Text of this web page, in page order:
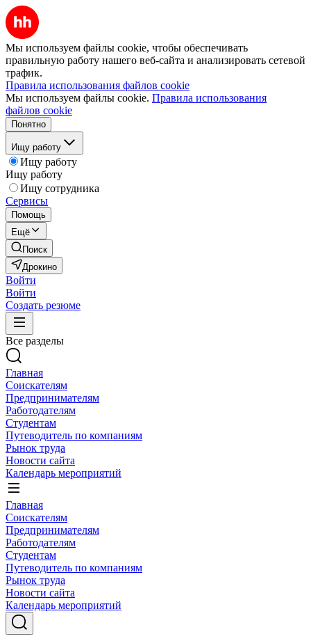
Мы используем файлы cookie, чтобы обеспечивать
правильную работу нашего веб-сайта и анализировать сетевой
трафик.
Правила использования файлов cookie
Мы используем файлы cookie. Правила использования
файлов cookie
Понятно
Ищу работу
Ищу работу
Ищу работу
Ищу сотрудника
Сервисы
Помощь
Ещё
Поиск
Дрокино
Войти
Войти
Создать резюме
Все разделы
Главная
Соискателям
Предпринимателям
Работодателям
Студентам
Путеводитель по компаниям
Рынок труда
Новости сайта
Календарь мероприятий
Главная
Соискателям
Предпринимателям
Работодателям
Студентам
Путеводитель по компаниям
Рынок труда
Новости сайта
Календарь мероприятий